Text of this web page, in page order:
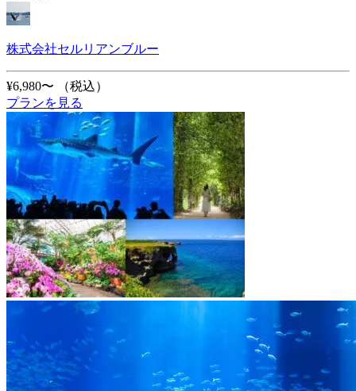
株式会社セルリアンブルー
¥6,980〜
（税込）
プランを見る